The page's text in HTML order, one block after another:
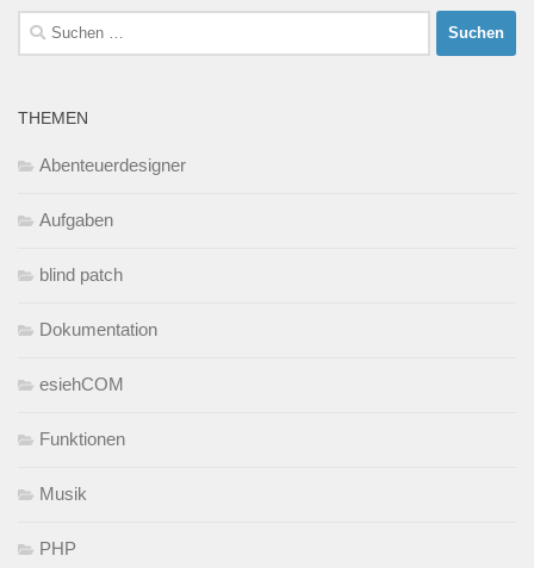
Suchen
nach:
THEMEN
Abenteuerdesigner
Aufgaben
blind patch
Dokumentation
esiehCOM
Funktionen
Musik
PHP